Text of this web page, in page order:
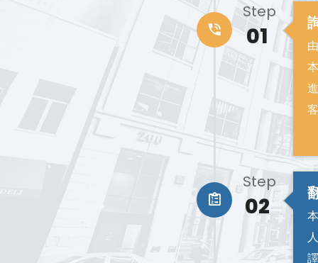
Step
01
Step
02